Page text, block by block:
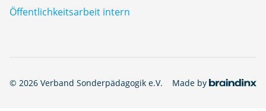
Öffentlichkeitsarbeit intern
© 2026 Verband Sonderpädagogik e.V. Made by